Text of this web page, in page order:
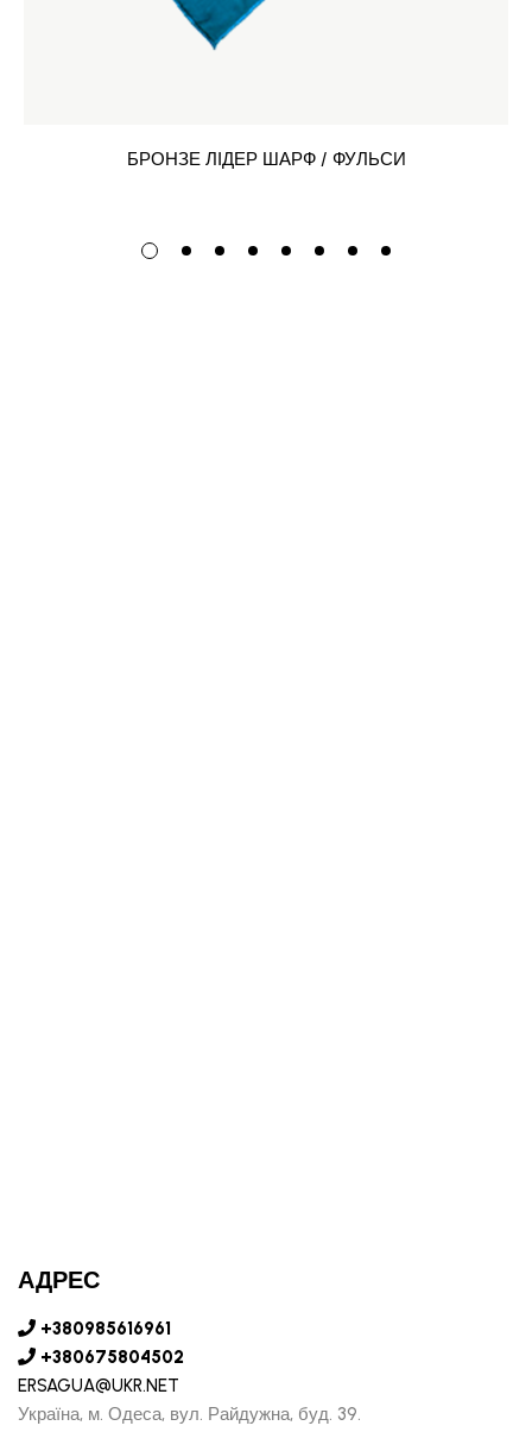
БРОНЗЕ ЛІДЕР ШАРФ / ФУЛЬСИ
АДРЕС
+380985616961
+380675804502
ERSAGUA@UKR.NET
Україна, м. Одеса, вул. Райдужна, буд. 39.